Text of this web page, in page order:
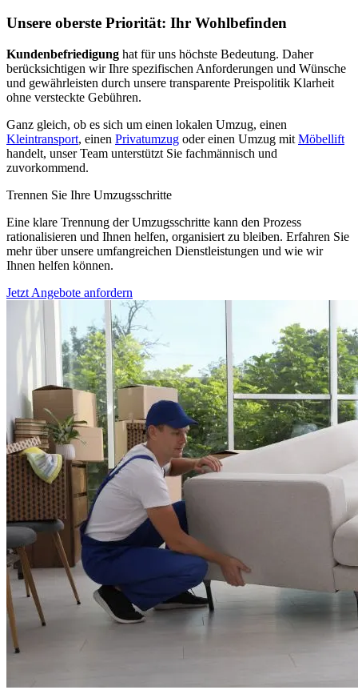
Unsere oberste Priorität: Ihr Wohlbefinden
Kundenbefriedigung hat für uns höchste Bedeutung. Daher
berücksichtigen wir Ihre spezifischen Anforderungen und Wünsche
und gewährleisten durch unsere transparente Preispolitik Klarheit
ohne versteckte Gebühren.
Ganz gleich, ob es sich um einen lokalen Umzug, einen
Kleintransport, einen Privatumzug oder einen Umzug mit Möbellift
handelt, unser Team unterstützt Sie fachmännisch und
zuvorkommend.
Trennen Sie Ihre Umzugsschritte
Eine klare Trennung der Umzugsschritte kann den Prozess
rationalisieren und Ihnen helfen, organisiert zu bleiben. Erfahren Sie
mehr über unsere umfangreichen Dienstleistungen und wie wir
Ihnen helfen können.
Jetzt Angebote anfordern